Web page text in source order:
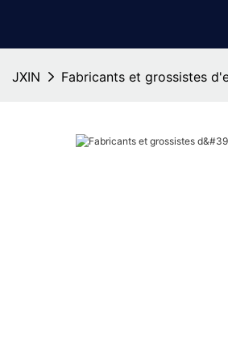
JXIN Fabricants et grossistes